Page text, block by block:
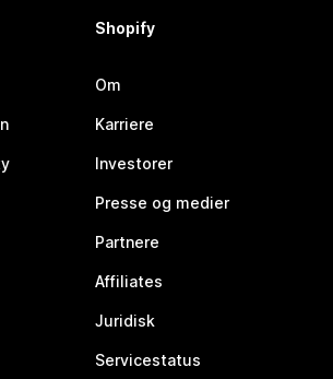
Shopify
Om
Karriere
Investorer
Presse og medier
Partnere
Affiliates
Juridisk
Servicestatus